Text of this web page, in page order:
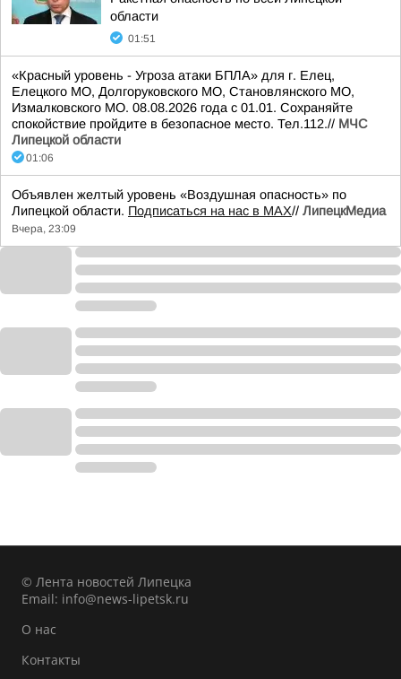
области
01:51
«Красный уровень - Угроза атаки БПЛА» для г. Елец,
Елецкого МО, Долгоруковского МО, Становлянского МО,
Измалковского МО. 08.08.2026 года с 01.01. Сохраняйте
спокойствие пройдите в безопасное место. Тел.112.// МЧС
Липецкой области
01:06
Объявлен желтый уровень «Воздушная опасность» по
Липецкой области. Подписаться на нас в МАХ// ЛипецкМедиа
Вчера, 23:09
© Лента новостей Липецка
Email: info@news-lipetsk.ru
О нас
Контакты